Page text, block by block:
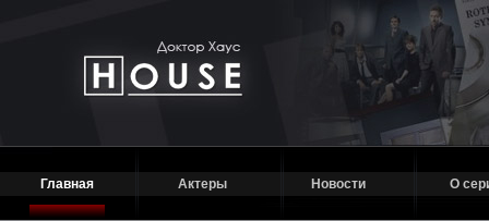
Главная Актеры Новости О